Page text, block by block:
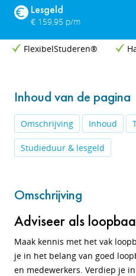
Lesgeld
€ 159,95 p/m
FlexibelStuderen®
Inhoud van de pagina
Omschrijving Inhoud
Studieduur & lesgeld
Omschrijving
Adviseer als
Maak kennis met het vak
je in het belang van goed
en medewerkers. Verdiep je